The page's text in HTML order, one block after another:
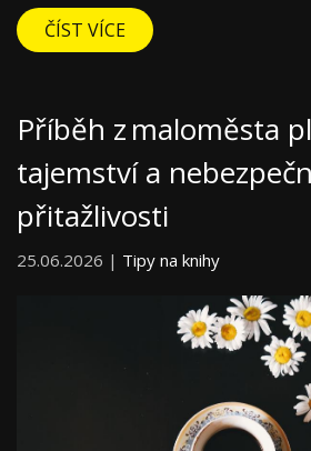
ČÍST VÍCE
Příběh z maloměsta
tajemství a
přitažlivosti
25.06.2026 | Tipy na knihy